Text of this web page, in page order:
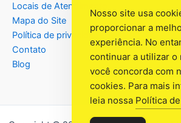
Locais de Atendimento
Mapa do Site
Política de privacidade
Contato
Blog
Nosso site usa
proporcionar a
experiência. No
continuar a utilizar o
você concorda com
cookies. Para mais
leia nossa Política